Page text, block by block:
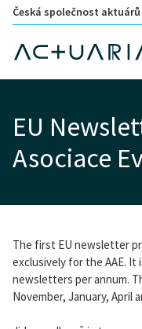
Česká společnost aktuárů
EU
Asociace
The first EU newsletter
exclusively for the AAE.
newsletters per annum.
November, January, April